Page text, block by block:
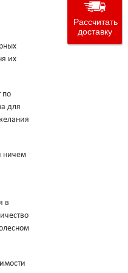
их
по
для
ничем
в
Рассчитать
доставку